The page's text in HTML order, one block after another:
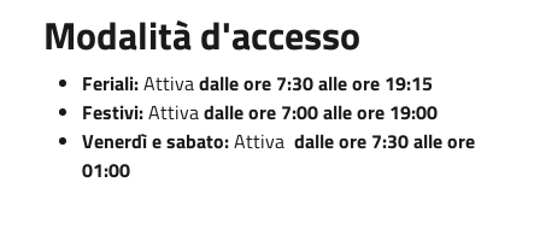
Modalità d'accesso
Feriali:Attivadalle ore 7:30 alle ore 19:15
Festivi:Attivadalle ore 7:00 alle ore 19:00
Venerdì e sabato:Attiva dalle ore 7:30 alle ore
01:00